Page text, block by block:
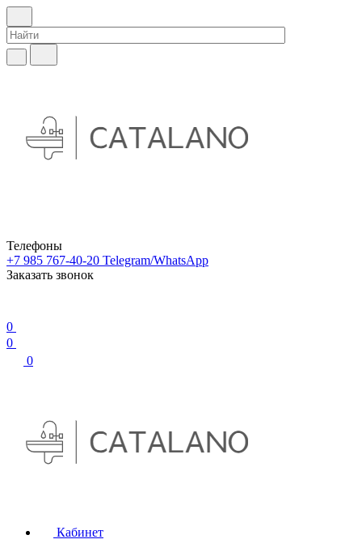
Телефоны
+7 985 767-40-20 Telegram/WhatsApp
Заказать звонок
0
0
0
Кабинет